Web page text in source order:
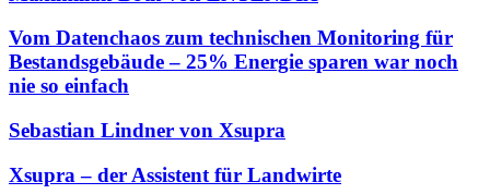
Vom Datenchaos zum technischen Monitoring für
Bestandsgebäude – 25% Energie sparen war noch
nie so einfach
Sebastian Lindner von Xsupra
Xsupra – der Assistent für Landwirte